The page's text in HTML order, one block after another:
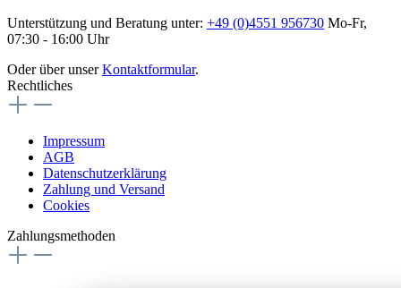
Unterstützung und Beratung unter: +49 (0)4551 956730 Mo-Fr,
07:30 - 16:00 Uhr
Oder über unserKontaktformular.
Rechtliches
Impressum
AGB
Datenschutzerklärung
Zahlung und Versand
Cookies
Zahlungsmethoden